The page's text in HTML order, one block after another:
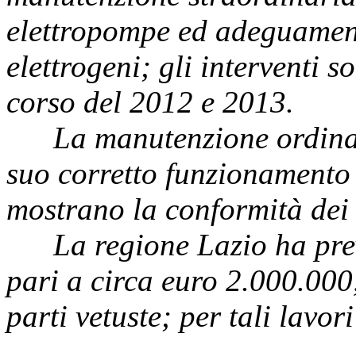
elettropompe ed
elettrogeni; gli interventi
corso del 2012 e 2013.
La manutenzione
suo corretto
mostrano la conformità
La regione Lazio ha
pari a circa euro
parti vetuste; per tali